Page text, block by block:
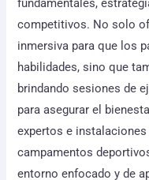
fundamentales,
competitivos. No solo
inmersiva para que los
habilidades, sino que
brindando sesiones de
para asegurar el
expertos e
campamentos
entorno enfocado y de